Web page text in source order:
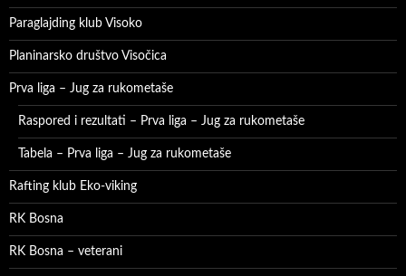
Paraglajding klub Visoko
Planinarsko društvo Visočica
Prva liga – Jug za rukometaše
Raspored i rezultati – Prva liga – Jug za rukometaše
Tabela – Prva liga – Jug za rukometaše
Rafting klub Eko-viking
RK Bosna
RK Bosna – veterani